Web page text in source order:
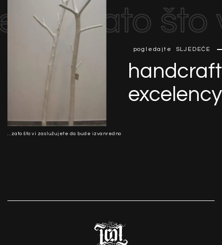
pogledajte SLJEDEĆE
handcraft
excelency
…zato što vi zaslužujete da bude izvanredno
zato što